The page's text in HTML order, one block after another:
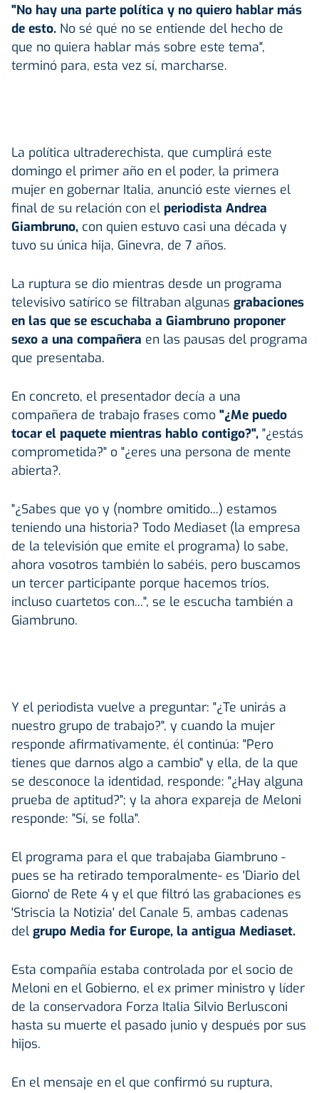
"No hay una parte política y no quiero hablar más
de esto. No sé qué no se entiende del hecho de
que no quiera hablar más sobre este tema",
terminó para, esta vez sí, marcharse.
La política ultraderechista, que cumplirá este
domingo el primer año en el poder, la primera
mujer en gobernar Italia, anunció este viernes el
final de su relación con el periodista Andrea
Giambruno, con quien estuvo casi una década y
tuvo su única hija, Ginevra, de 7 años.
La ruptura se dio mientras desde un programa
televisivo satírico se filtraban algunas grabaciones
en las que se escuchaba a Giambruno proponer
sexo a una compañera en las pausas del programa
que presentaba.
En concreto, el presentador decía a una
compañera de trabajo frases como "¿Me puedo
tocar el paquete mientras hablo contigo?", "¿estás
comprometida?" o "¿eres una persona de mente
abierta?.
"¿Sabes que yo y (nombre omitido...) estamos
teniendo una historia? Todo Mediaset (la empresa
de la televisión que emite el programa) lo sabe,
ahora vosotros también lo sabéis, pero buscamos
un tercer participante porque hacemos tríos,
incluso cuartetos con...", se le escucha también a
Giambruno.
Y el periodista vuelve a preguntar: "¿Te unirás a
nuestro grupo de trabajo?", y cuando la mujer
responde afirmativamente, él continúa: "Pero
tienes que darnos algo a cambio" y ella, de la que
se desconoce la identidad, responde: "¿Hay alguna
prueba de aptitud?"; y la ahora expareja de Meloni
responde: "Sí, se folla".
El programa para el que trabajaba Giambruno -
pues se ha retirado temporalmente- es 'Diario del
Giorno' de Rete 4 y el que filtró las grabaciones es
'Striscia la Notizia' del Canale 5, ambas cadenas
del grupo Media for Europe, la antigua Mediaset.
Esta compañía estaba controlada por el socio de
Meloni en el Gobierno, el ex primer ministro y líder
de la conservadora Forza Italia Silvio Berlusconi
hasta su muerte el pasado junio y después por sus
hijos.
En el mensaje en el que confirmó su ruptura,